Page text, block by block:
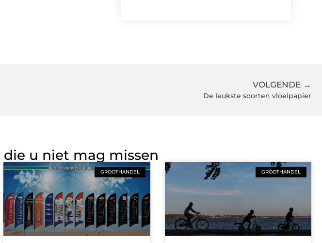
VOLGENDE →
De leukste soorten vloeipapier
die u niet mag missen
GROOTHANDEL GROOTHANDEL